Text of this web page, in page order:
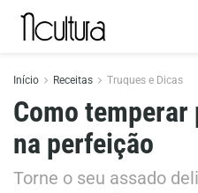
Início Receitas Truques e Dicas
Como temperar
na perfeição
Torne o seu assado